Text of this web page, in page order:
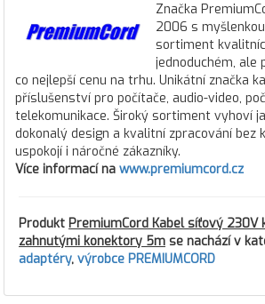
Značka
2006 s
sortiment
jednoduchém, ale
co nejlepší cenu na trhu. Unikátní značka
příslušenství pro počítače, audio-video,
telekomunikace. Široký sortiment vyhoví
dokonalý design a kvalitní zpracování bez
uspokojí i náročné zákazníky.
Více informací na www.premiumcord.cz
Produkt PremiumCord Kabel síťový 230V
zahnutými konektory 5m se nachází v
adaptéry, výrobce PREMIUMCORD